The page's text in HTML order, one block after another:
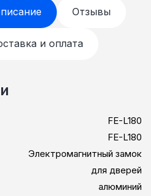
Отзывы
и оплата
FE-L180
FE-L180
Электромагнитный замок
для дверей
алюминий